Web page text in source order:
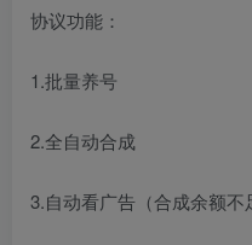
协议功能：
1.批量养号
2.全自动合成
3.自动看广告（合成余额不